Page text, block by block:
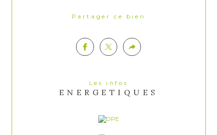
Partager ce bien
Les infos
ENERGETIQUES